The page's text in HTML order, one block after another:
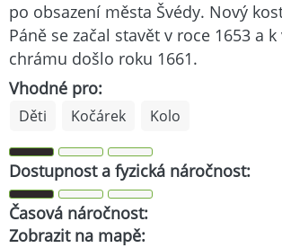
po obsazení města Švédy. Nový
Páně se začal stavět v roce 1653 a
chrámu došlo roku 1661.
Vhodné pro:
Děti Kočárek Kolo
Dostupnost a fyzická náročnost:
Časová náročnost:
Zobrazit na mapě: